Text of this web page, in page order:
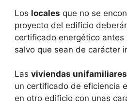
Los locales que no se
proyecto del edificio
certificado energético antes
salvo que sean de carácter
Las viviendas unifamiliares
un certificado de eficiencia
en otro edificio con unas